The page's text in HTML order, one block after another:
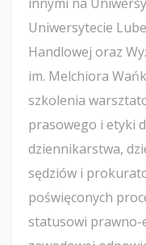
Uniwersytecie
Handlowej oraz
im. Melchiora
szkolenia
prasowego i etyki
dziennikarstwa,
sędziów i
poświęconych
statusowi prawno-